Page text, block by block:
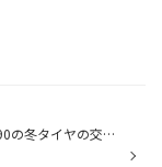
ドーモ、今回はボルボV90の冬タイヤの交換です、ホイールもご一緒です。 いや～～SUV車は存在感が凄いですね！ （私は金銭的にオーナーにはなれません (:_;) ） お車ってホイールが変わると印象が違いますね。 カッコイイです。 タイヤは新発売のDM-V3です、SUV車にはこちらがオススメです。 暖か...